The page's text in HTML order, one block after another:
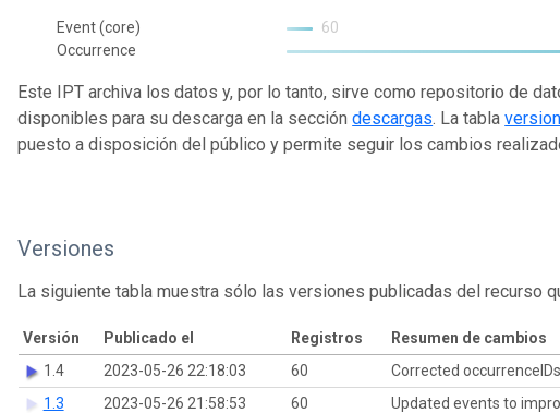
Event (core)
60
Occurrence
Este IPT archiva los datos y, por lo tanto, sirve como repositorio de
disponibles para su descarga en la seccióndescargas. La tabla
puesto a disposición del público y permite seguir los cambios
Versiones
La siguiente tabla muestra sólo las versiones publicadas del recurso
Versión Publicado el Registros Resumen de cambios
1.4
2023-05-26 22:18:03 60 Corrected occurrenceIDs
1.3
2023-05-26 21:58:53 60 Updated events to